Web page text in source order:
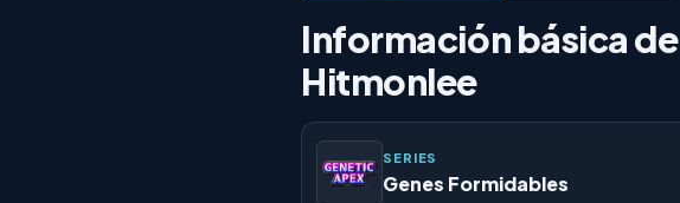
Información básica de
Hitmonlee
SERIES
Genes Formidables